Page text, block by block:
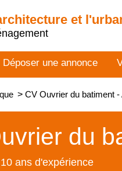
et
Déposer une annonce
> CV Ouvrier du batiment -
du
ans d'expérience